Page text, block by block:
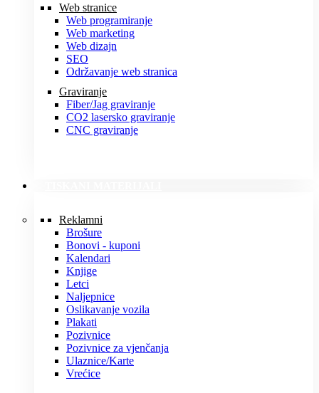
Web stranice
Web programiranje
Web marketing
Web dizajn
SEO
Održavanje web stranica
Graviranje
Fiber/Jag graviranje
CO2 lasersko graviranje
CNC graviranje
Reklamni
Brošure
Bonovi - kuponi
Kalendari
Knjige
Letci
Naljepnice
Oslikavanje vozila
Plakati
Pozivnice
Pozivnice za vjenčanja
Ulaznice/Karte
Vrećice